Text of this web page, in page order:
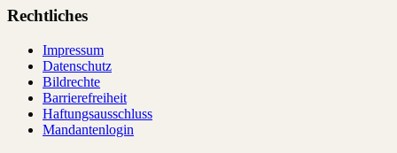
Rechtliches
Impressum
Datenschutz
Bildrechte
Barrierefreiheit
Haftungsausschluss
Mandantenlogin